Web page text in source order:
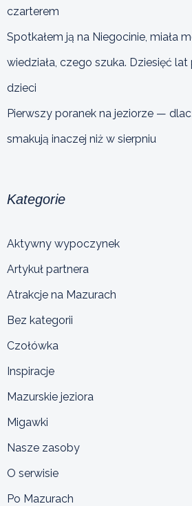
czarterem
Spotkałem ją na Niegocinie, miała
wiedziała, czego szuka. Dziesięć
dzieci
Pierwszy poranek na jeziorze —
smakują inaczej niż w sierpniu
Kategorie
Aktywny wypoczynek
Artykuł partnera
Atrakcje na Mazurach
Bez kategorii
Czołówka
Inspiracje
Mazurskie jeziora
Migawki
Nasze zasoby
O serwisie
Po Mazurach